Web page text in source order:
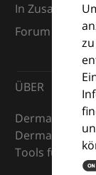
In
Forum (EDF)
ÜBER
Dermatologie
Tools für den